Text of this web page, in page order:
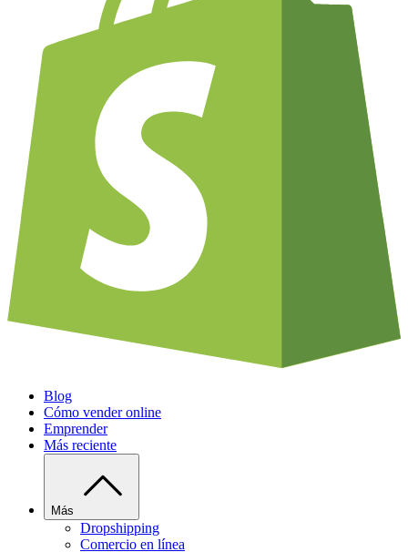
Blog
Cómo vender online
Emprender
Más reciente
Más
Dropshipping
Comercio en línea